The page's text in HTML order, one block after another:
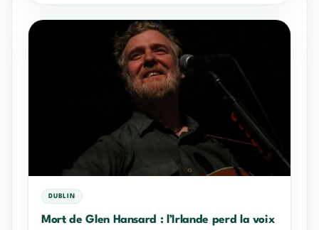
DUBLIN
Mort de Glen Hansard : l’Irlande perd la voix